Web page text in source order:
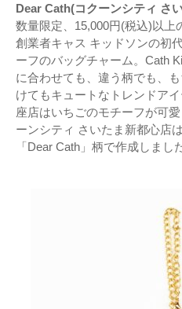
Dear Cath(コクーンシティ さ
数量限定、15,000円(税込)以上
創業者キャス キッドソンの初
ーフのバッグチャーム。Cath
に合わせても、違う柄でも、
けてもキュートなトレンドア
座店はいちごのモチーフが可
ーンシティ さいたま新都心店
「Dear Cath」柄で作成しまし